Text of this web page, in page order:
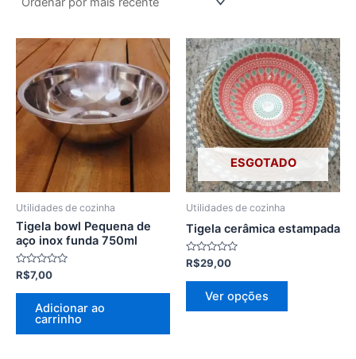
Utilidades de cozinha
Tigela bowl Pequena de
aço inox funda 750ml
Avaliação
de
R$7,00
Adicionar ao
carrinho
ESGOTADO
Utilidades de cozinha
Tigela cerâmica estampada
Avaliação
de
R$29,00
Ver opções
Este
produto
tem
várias
variantes.
As
opções
podem
na